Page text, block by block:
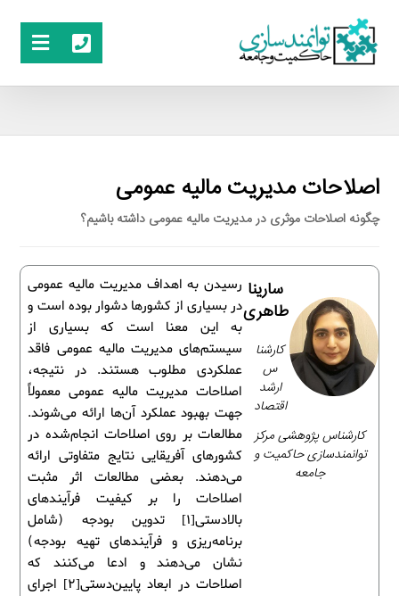
اصلاحات مدیریت مالیه عمومی
چگونه اصلاحات موثری در مدیریت مالیه عمومی داشته باشیم؟
رسیدن به اهداف مدیریت مالیه عمومی
در بسیاری از کشورها دشوار بوده است و
به این معنا است که بسیاری از
سیستم‌های مدیریت مالیه عمومی فاقد
عملکردی مطلوب هستند. در نتیجه،
اصلاحات مدیریت مالیه عمومی معمولاً
جهت بهبود عملکرد آن‌ها ارائه می‌شوند.
مطالعات بر روی اصلاحات انجام‌شده در
کشورهای آفریقایی نتایج متفاوتی ارائه
می‌دهند. بعضی مطالعات اثر مثبت
اصلاحات را بر کیفیت فرآیندهای
بالادستی[1] تدوین بودجه (شامل
برنامه‌ریزی و فرآیندهای تهیه بودجه)
نشان می‌دهند و ادعا می‌کنند که
اصلاحات در ابعاد پایین‌دستی[2] اجرای
سارینا
طاهری
کارشنا
س
ارشد
اقتصاد
کارشناس پژوهشی مرکز
توانمندسازی حاکمیت و
جامعه